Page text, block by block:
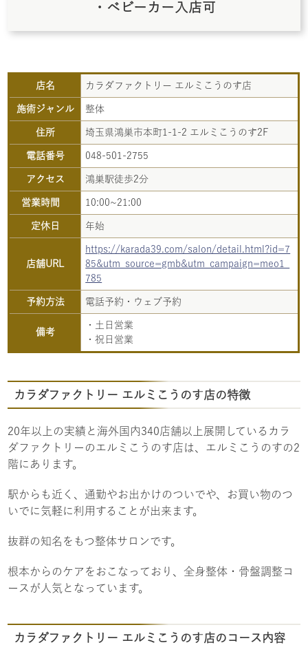
・ベビーカー入店可
店名 カラダファクトリー エルミこうのす店
施術ジャンル 整体
住所 埼玉県鴻巣市本町1-1-2 エルミこうのす2F
電話番号 048-501-2755
アクセス 鴻巣駅徒歩2分
営業時間 10:00~21:00
定休日 年始
店舗URL
https://karada39.com/salon/detail.html?id=7
85&utm_source=gmb&utm_campaign=meo1_
785
予約方法 電話予約・ウェブ予約
備考
・土日営業
・祝日営業
カラダファクトリー エルミこうのす店の特徴
20年以上の実績と海外国内340店舗以上展開しているカラ
ダファクトリーのエルミこうのす店は、エルミこうのすの2
階にあります。
駅からも近く、通勤やお出かけのついでや、お買い物のつ
いでに気軽に利用することが出来ます。
抜群の知名をもつ整体サロンです。
根本からのケアをおこなっており、全身整体・骨盤調整コ
ースが人気となっています。
カラダファクトリー エルミこうのす店のコース内容